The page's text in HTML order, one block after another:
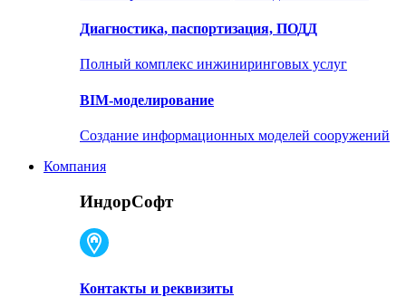
Диагностика, паспортизация, ПОДД
Полный комплекс инжиниринговых услуг
BIM-моделирование
Создание информационных моделей сооружений
Компания
ИндорСофт
Контакты и реквизиты